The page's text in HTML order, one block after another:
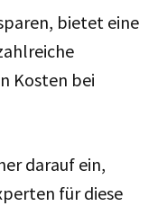
bietet eine
Kosten bei
darauf ein,
für diese